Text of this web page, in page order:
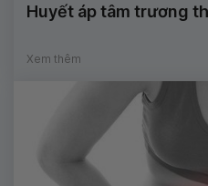
Huyết áp tâm trương
Xem thêm